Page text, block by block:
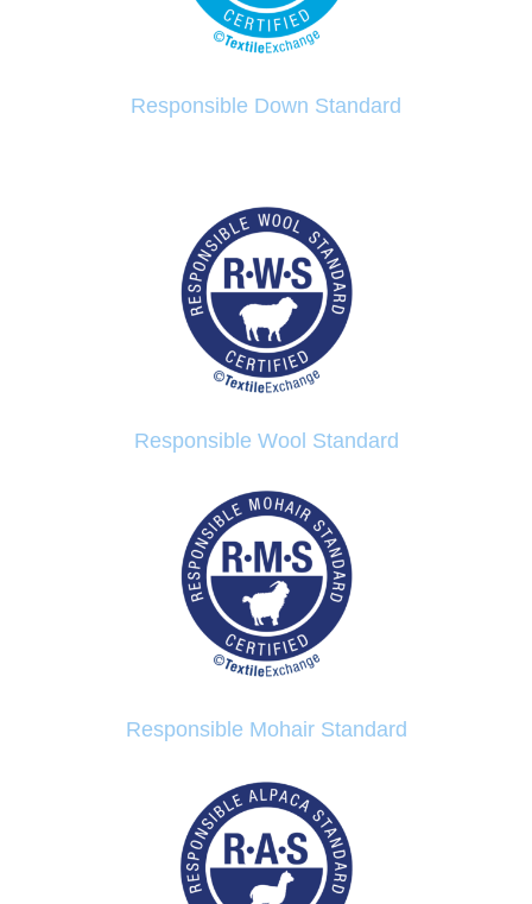
Responsible Down Standard
Responsible Wool Standard
Responsible Mohair Standard